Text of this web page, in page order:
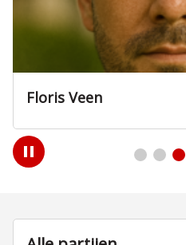
Floris Veen
Play
/